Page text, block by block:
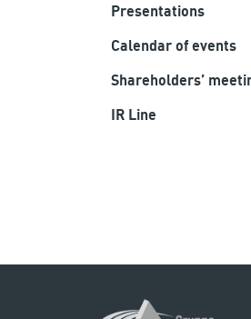
Presentations
Calendar of events
Shareholders’
IR Line